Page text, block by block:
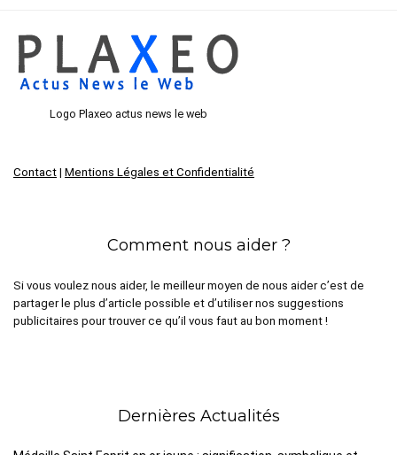
Logo Plaxeo actus news le web
Contact | Mentions Légales et Confidentialité
Comment nous aider ?
Si vous voulez nous aider, le meilleur moyen de nous aider c’est de
partager le plus d’article possible et d’utiliser nos suggestions
publicitaires pour trouver ce qu’il vous faut au bon moment !
Dernières Actualités